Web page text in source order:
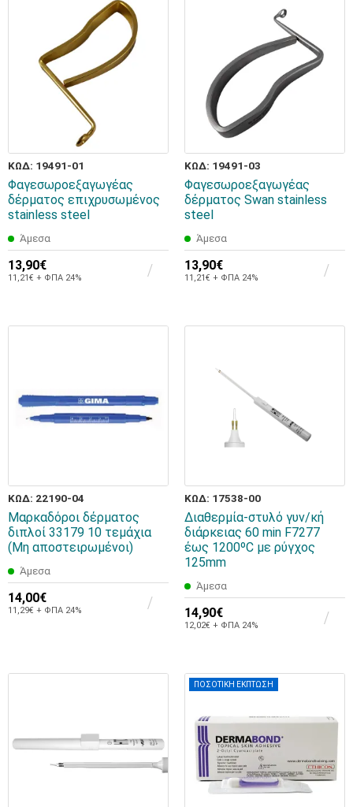
ΚΩΔ: 19491-01
Φαγεσωροεξαγωγέας
δέρματος επιχρυσωμένος
stainless steel
Άμεσα
13,90€
11,21€ + ΦΠΑ 24%
ΚΩΔ: 19491-03
Φαγεσωροεξαγωγέας
δέρματος Swan stainless
steel
Άμεσα
13,90€
11,21€ + ΦΠΑ 24%
ΚΩΔ: 22190-04
Μαρκαδόροι δέρματος
διπλοί 33179 10 τεμάχια
(Μη αποστειρωμένοι)
Άμεσα
14,00€
11,29€ + ΦΠΑ 24%
ΚΩΔ: 17538-00
Διαθερμία-στυλό γυν/κή
διάρκειας 60 min F7277
έως 1200ºC με ρύγχος
125mm
Άμεσα
14,90€
12,02€ + ΦΠΑ 24%
ΠΟΣΟΤΙΚΗ ΕΚΠΤΩΣΗ